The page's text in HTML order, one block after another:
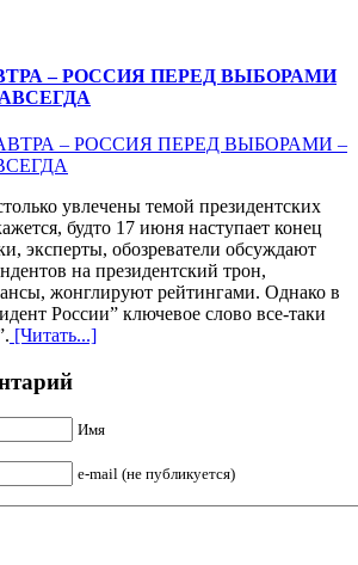
– РОССИЯ ПЕРЕД ВЫБОРАМИ
увлечены темой президентских
будто 17 июня наступает конец
эксперты, обозреватели обсуждают
на президентский трон,
жонглируют рейтингами. Однако в
России” ключевое слово все-таки
[Читать...]
Имя
e-mail (не публикуется)